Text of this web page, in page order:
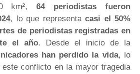
km²,64 periodistas fueron
, lo que representa casi el 50%
de periodistas registradas en
el año. Desde el inicio de la
han perdido la vida, lo
conflicto en la mayor tragedia